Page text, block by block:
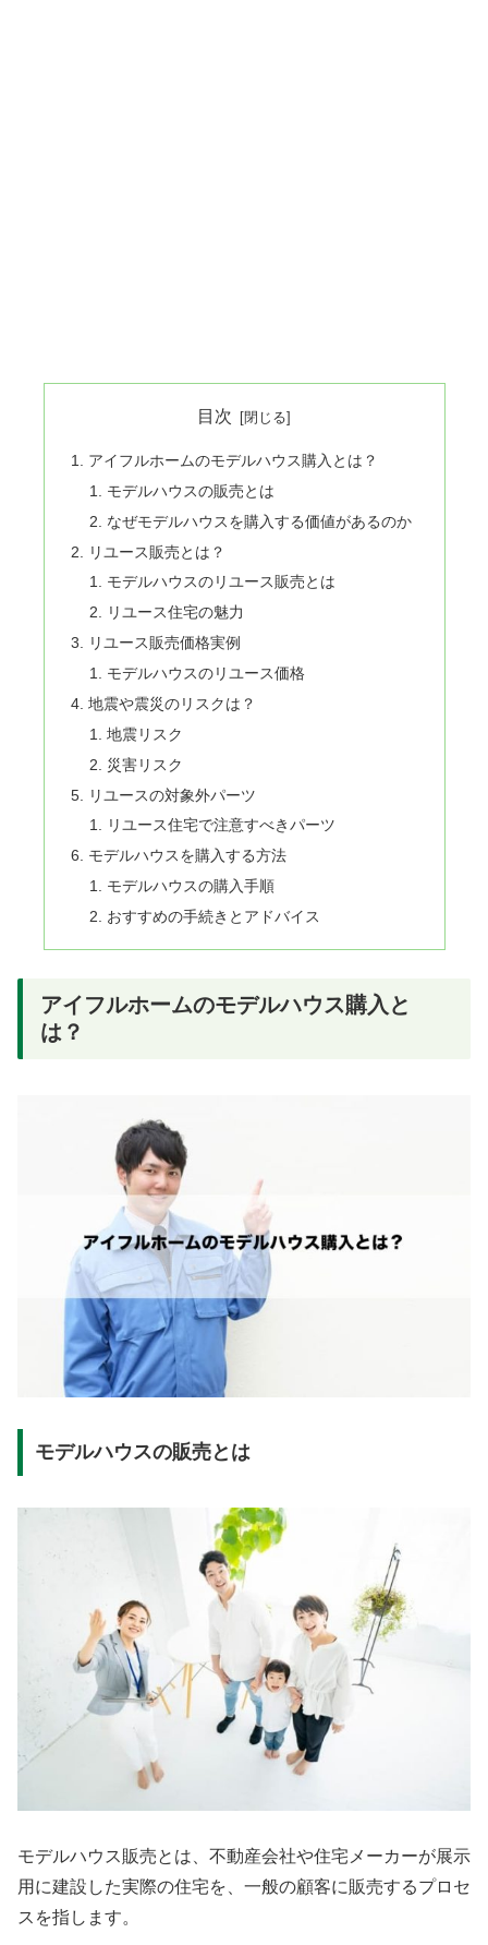
目次
アイフルホームのモデルハウス購入とは？
モデルハウスの販売とは
なぜモデルハウスを購入する価値があるのか
リユース販売とは？
モデルハウスのリユース販売とは
リユース住宅の魅力
リユース販売価格実例
モデルハウスのリユース価格
地震や震災のリスクは？
地震リスク
災害リスク
リユースの対象外パーツ
リユース住宅で注意すべきパーツ
モデルハウスを購入する方法
モデルハウスの購入手順
おすすめの手続きとアドバイス
アイフルホームのモデルハウス購入と
は？
モデルハウスの販売とは
モデルハウス販売とは、不動産会社や住宅メーカーが展示
用に建設した実際の住宅を、一般の顧客に販売するプロセ
スを指します。